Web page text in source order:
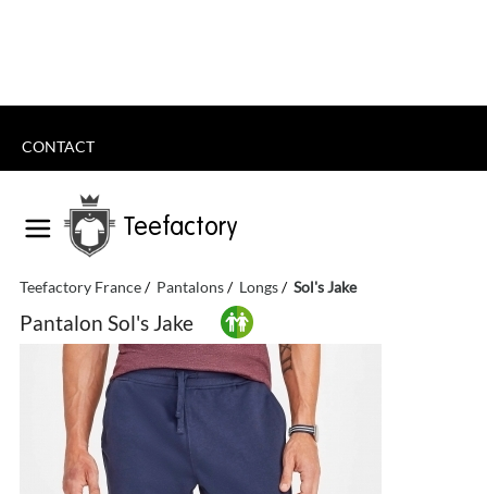
CONTACT
Teefactory
Teefactory France Pantalons Longs Sol's Jake
Pantalon Sol's Jake